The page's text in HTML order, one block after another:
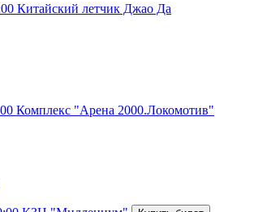
Китайский летчик Джао Да
Комплекс "Арена 2000.Локомотив"